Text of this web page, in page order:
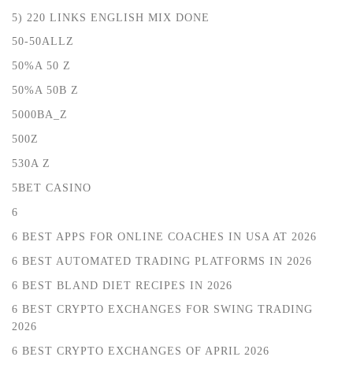
5) 220 LINKS ENGLISH MIX DONE
50-50ALLZ
50%A 50 Z
50%A 50B Z
5000BA_Z
500Z
530A Z
5BET CASINO
6
6 BEST APPS FOR ONLINE COACHES IN USA AT 2026
6 BEST AUTOMATED TRADING PLATFORMS IN 2026
6 BEST BLAND DIET RECIPES IN 2026
6 BEST CRYPTO EXCHANGES FOR SWING TRADING
2026
6 BEST CRYPTO EXCHANGES OF APRIL 2026